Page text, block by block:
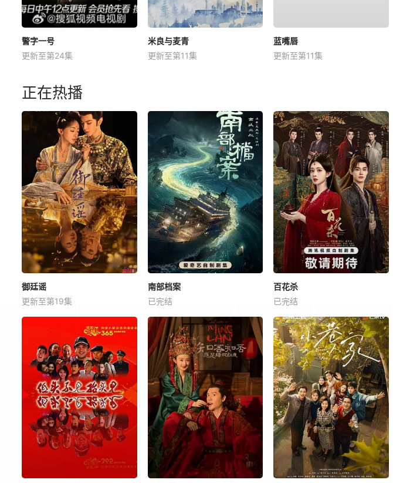
警字一号
更新至第24集
米良与麦青
更新至第11集
蓝嘴唇
更新至第11集
正在热播
御廷谣
更新至第19集
南部档案
已完结
百花杀
已完结